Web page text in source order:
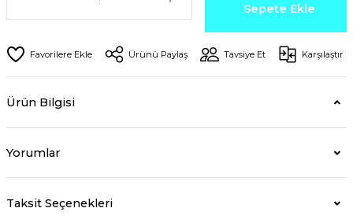
Sepete Ekle
Ürünü Paylaş Tavsiye Et Karşılaştır
Ürün Bilgisi
Yorumlar
Taksit Seçenekleri